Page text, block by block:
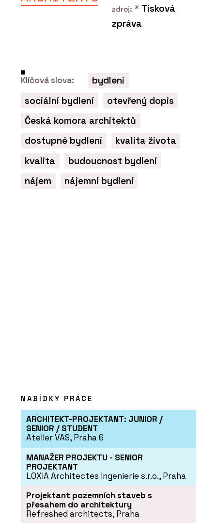
zdroj: * Tisková
zpráva
Klíčová slova:
bydlení
sociální bydlení
otevřený dopis
Česká komora architektů
dostupné bydlení
kvalita života
kvalita
budoucnost bydlení
nájem
nájemní bydlení
NABÍDKY PRÁCE
ARCHITEKT-PROJEKTANT: JUNIOR /
SENIOR / STUDENT
Atelier VAS, Praha 6
MANAŽER PROJEKTU - SENIOR
PROJEKTANT
LOXIA Architectes Ingenierie s.r.o., Praha
Projektant pozemních staveb s
přesahem do architektury
Refreshed architects, Praha